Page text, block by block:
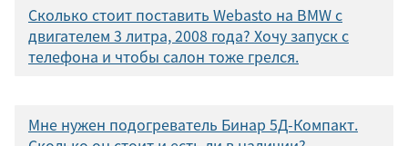
Сколько стоит поставить Webasto на BMW с
двигателем 3 литра, 2008 года? Хочу запуск с
телефона и чтобы салон тоже грелся.
Мне нужен подогреватель Бинар 5Д-Компакт.